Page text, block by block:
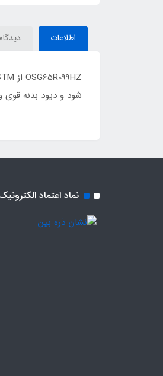
اطلاعات
شود و دیود بدنه قوی
نماد اعتماد